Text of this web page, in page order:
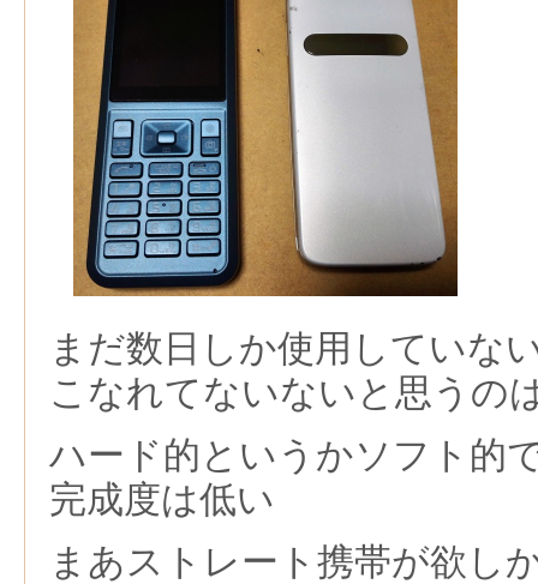
まだ数日しか使用していな
こなれてないないと思うの
ハード的というかソフト的
完成度は低い
まあストレート携帯が欲し